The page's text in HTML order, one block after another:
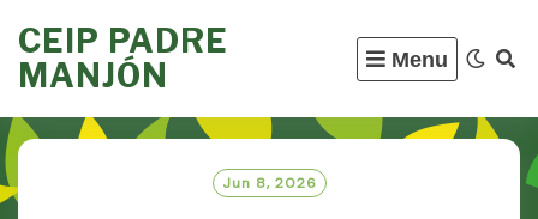
to
content
CEIP PADRE
MANJÓN
Menu
Jun 8, 2026